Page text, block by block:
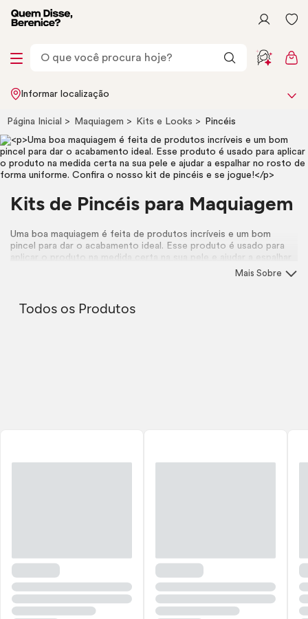
Informar localização
Página Inicial Maquiagem Kits e Looks Pincéis
Kits de Pincéis para Maquiagem
Uma boa maquiagem é feita de produtos incríveis e um bom
pincel para dar o acabamento ideal. Esse produto é usado para
aplicar o produto na medida certa na sua pele e ajudar a espalhar
no rosto de forma uniforme. Confira o nosso kit de pincéis e se
Mais Sobre
Todos os Produtos